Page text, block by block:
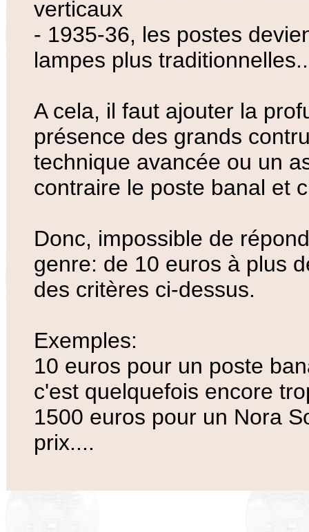
verticaux
- 1935-36, les postes
lampes plus
A cela, il faut ajouter la
présence des grands
technique avancée ou un
contraire le poste banal et
Donc, impossible de
genre: de 10 euros à plus
des critères ci-dessus.
Exemples:
10 euros pour un poste
c'est quelquefois encore
1500 euros pour un Nora
prix....